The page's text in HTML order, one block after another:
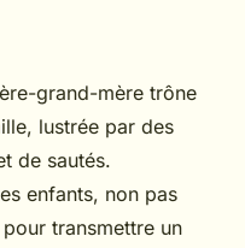
wok en
?
• 9 min de lecture
grand-mère trône
lustrée par des
de sautés.
enfants, non pas
transmettre un